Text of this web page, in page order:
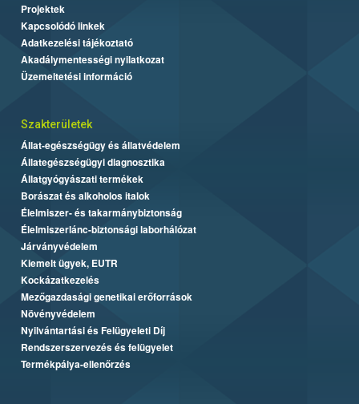
Projektek
Kapcsolódó linkek
Adatkezelési tájékoztató
Akadálymentességi nyilatkozat
Üzemeltetési információ
Szakterületek
Állat-egészségügy és állatvédelem
Állategészségügyi diagnosztika
Állatgyógyászati termékek
Borászat és alkoholos italok
Élelmiszer- és takarmánybiztonság
Élelmiszerlánc-biztonsági laborhálózat
Járványvédelem
Kiemelt ügyek, EUTR
Kockázatkezelés
Mezőgazdasági genetikai erőforrások
Növényvédelem
Nyilvántartási és Felügyeleti Díj
Rendszerszervezés és felügyelet
Termékpálya-ellenőrzés